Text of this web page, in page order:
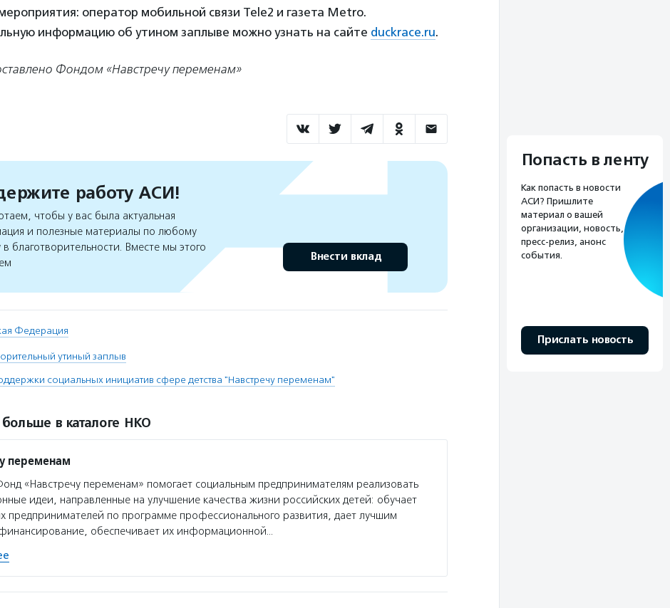
оператор мобильной связи Tele2 и газета Metro.
информацию об утином заплыве можно узнать на сайте duckrace.ru.
Фондом «Навстречу переменам»
работу АСИ!
чтобы у вас была актуальная
и полезные материалы по любому
в благотворительности. Вместе мы этого
Внести вклад
Федерация
утиный заплыв
социальных инициатив сфере детства "Навстречу переменам"
в каталоге НКО
переменам
«Навстречу переменам» помогает социальным предпринимателям реализовать
идеи, направленные на улучшение качества жизни российских детей: обучает
предпринимателей по программе профессионального развития, дает лучшим
обеспечивает их информационной…
Попасть в ленту
Как попасть в новости
АСИ? Пришлите
материал о вашей
организации, новость,
пресс-релиз, анонс
события.
Прислать новость